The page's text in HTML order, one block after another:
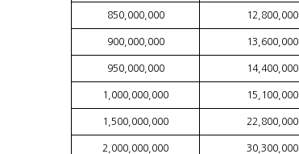
850,000,000 12,800,000
900,000,000 13,600,000
950,000,000 14,400,000
1,000,000,000 15,100,000
1,500,000,000 22,800,000
2,000,000,000 30,300,000